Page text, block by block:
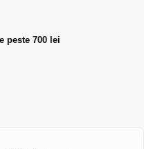
peste 700 lei